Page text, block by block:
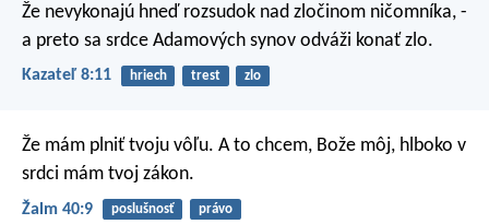
Že nevykonajú hneď rozsudok nad zločinom ničomníka, -
a preto sa srdce Adamových synov odváži konať zlo.
Kazateľ 8:11 hriech trest zlo
Že mám plniť tvoju vôľu. A to chcem, Bože môj, hlboko v
srdci mám tvoj zákon.
Žalm 40:9 poslušnosť právo